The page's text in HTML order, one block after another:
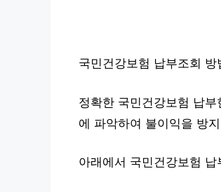
국민건강보험 납부조회
정확한 국민건강보험 납
에 파악하여 불이익을 방
아래에서 국민건강보험